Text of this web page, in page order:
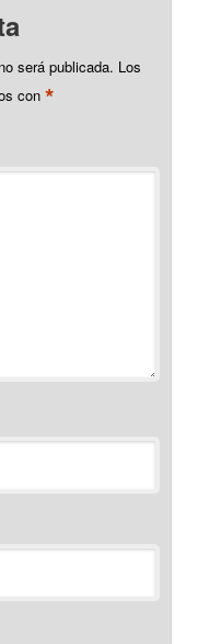
será publicada. Los
con*